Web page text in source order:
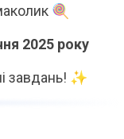
🍭
2025 року
завдань! ✨